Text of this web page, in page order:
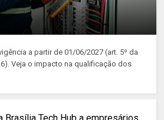
a partir de 01/06/2027 (art. 5º da
Veja o impacto na qualificação dos